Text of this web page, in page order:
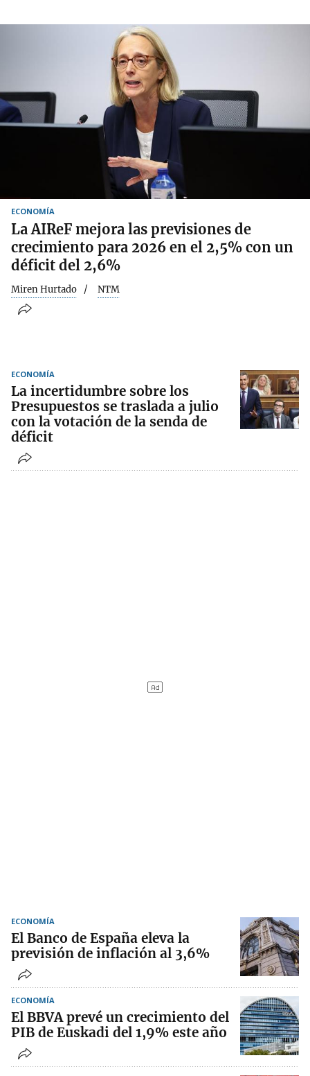
ECONOMÍA
La AIReF mejora las previsiones de
crecimiento para 2026 en el 2,5% con un
déficit del 2,6%
Miren Hurtado NTM
ECONOMÍA
La incertidumbre sobre los
Presupuestos se traslada a julio
con la votación de la senda de
déficit
ECONOMÍA
El Banco de España eleva la
previsión de inflación al 3,6%
ECONOMÍA
El BBVA prevé un crecimiento del
PIB de Euskadi del 1,9% este año